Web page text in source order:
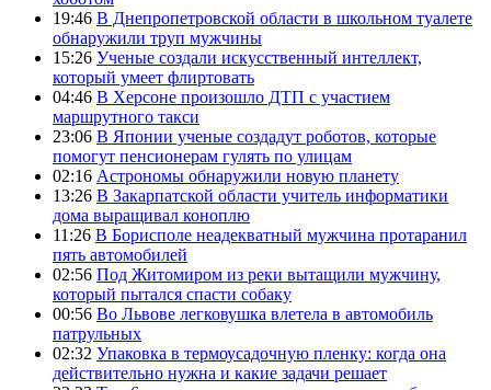
19:46 В Днепропетровской области в школьном туалете
обнаружили труп мужчины
15:26 Ученые создали искусственный интеллект,
который умеет флиртовать
04:46 В Херсоне произошло ДТП с участием
маршрутного такси
23:06 В Японии ученые создадут роботов, которые
помогут пенсионерам гулять по улицам
02:16 Астрономы обнаружили новую планету
13:26 В Закарпатской области учитель информатики
дома выращивал коноплю
11:26 В Борисполе неадекватный мужчина протаранил
пять автомобилей
02:56 Под Житомиром из реки вытащили мужчину,
который пытался спасти собаку
00:56 Во Львове легковушка влетела в автомобиль
патрульных
02:32 Упаковка в термоусадочную пленку: когда она
действительно нужна и какие задачи решает